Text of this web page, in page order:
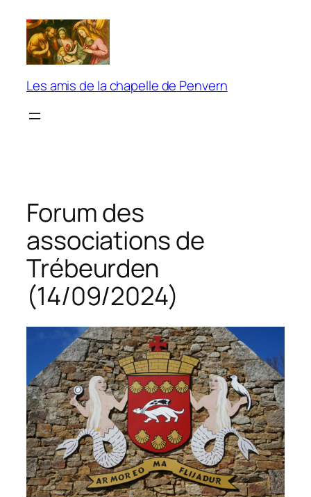
contenu
Les amis de la chapelle de Penvern
Forum des
associations de
Trébeurden
(14/09/2024)